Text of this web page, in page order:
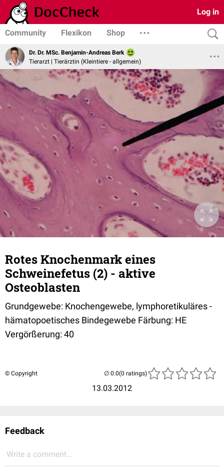
Log in
Community Flexikon Shop
Dr. Dr. MSc. Benjamin-Andreas Berk
Tierarzt | Tierärztin (Kleintiere - allgemein)
Rotes Knochenmark eines
Schweinefetus (2) - aktive
Osteoblasten
Grundgewebe: Knochengewebe, lymphoretikuläres -
hämatopoetisches Bindegewebe Färbung: HE
Vergörßerung: 40
© Copyright
13.03.2012
(0 ratings)
Feedback
Write a comment...